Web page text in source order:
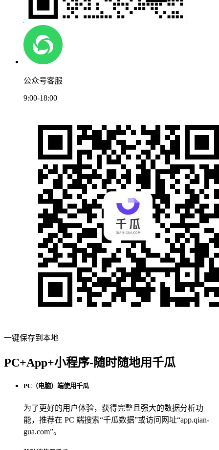
公众号客服
9:00-18:00
一键保存到本地
PC+App+小程序-随时随地用千瓜
PC（电脑）端使用千瓜
为了更好的用户体验，获得完整且强大的数据分析功
能，推荐在 PC 端搜索“千瓜数据”或访问网址“app.qian-
gua.com”。